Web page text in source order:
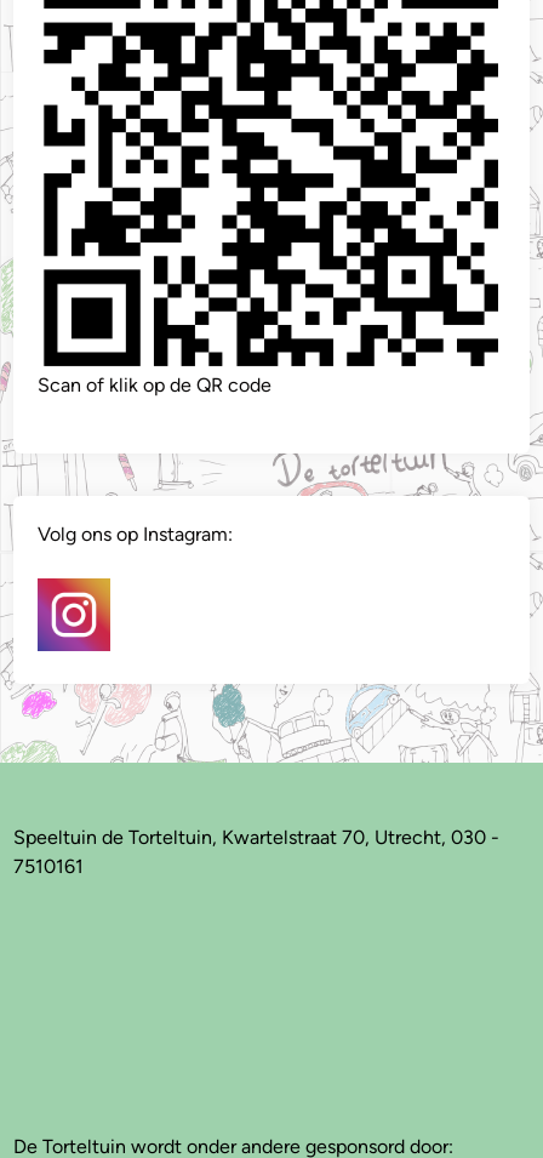
Scan of klik op de QR code
Volg ons op Instagram:
Speeltuin de Torteltuin, Kwartelstraat 70, Utrecht, 030 -
7510161
De Torteltuin wordt onder andere gesponsord door: